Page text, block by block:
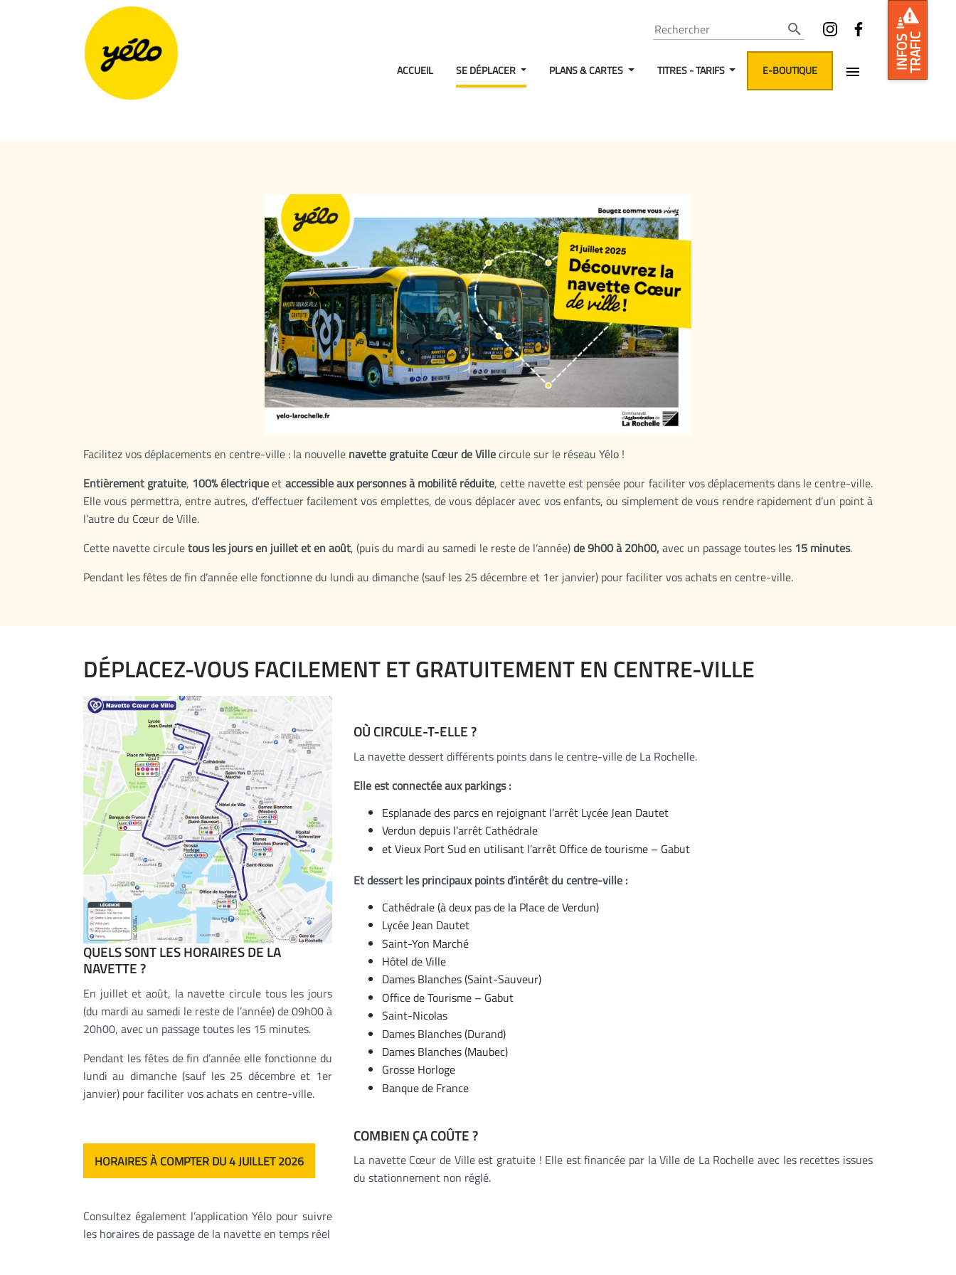
INFOSTRAFIC
Rechercher
ACCUEIL SE DÉPLACER PLANS & CARTES TITRES - TARIFS E-BOUTIQUE
Facilitez vos déplacements en centre-ville : la nouvelle navette gratuite Cœur de Villecircule sur le réseau Yélo !
Entièrement gratuite, 100% électriqueet accessible aux personnes à mobilité réduite, cette navette est pensée pour faciliter vos déplacements dans le centre-ville.
Elle vous permettra, entre autres, d’effectuer facilement vos emplettes, de vous déplacer avec vos enfants, ou simplement de vous rendre rapidement d’un point à
l’autre du Cœur de Ville.
Cette navette circuletous les jours en juillet et en août, (puis du mardi au samedi le reste de l’année)de9h00 à 20h00, avec un passage toutes les 15 minutes.
Pendant les fêtes de fin d’année elle fonctionne du lundi au dimanche (sauf les 25 décembre et 1er janvier) pour faciliter vos achats en centre-ville.
DÉPLACEZ-VOUS FACILEMENT ET GRATUITEMENT EN CENTRE-VILLE
QUELS SONT LES HORAIRES DE LA
NAVETTE ?
En juillet et août, la navette circule tous les jours
(du mardi au samedi le reste de l’année) de 09h00 à
20h00, avec un passage toutes les 15 minutes.
Pendant les fêtes de fin d’année elle fonctionne du
lundi au dimanche (sauf les 25 décembre et 1er
janvier) pour faciliter vos achats en centre-ville.
HORAIRES À COMPTER DU 4 JUILLET 2026
Consultez également l’application Yélo pour suivre
les horaires de passage de la navette en temps réel
OÙ CIRCULE-T-ELLE ?
La navette dessert différents points dans le centre-ville de La Rochelle.
Elle est connectée aux parkings :
Esplanade des parcs en rejoignant l’arrêt Lycée Jean Dautet
Verdun depuis l’arrêt Cathédrale
et Vieux Port Sud en utilisant l’arrêt Office de tourisme – Gabut
Et dessert les principaux points d’intérêt du centre-ville :
Cathédrale (à deux pas de la Place de Verdun)
Lycée Jean Dautet
Saint-Yon Marché
Hôtel de Ville
Dames Blanches (Saint-Sauveur)
Office de Tourisme – Gabut
Saint-Nicolas
Dames Blanches (Durand)
Dames Blanches (Maubec)
Grosse Horloge
Banque de France
COMBIEN ÇA COÛTE ?
La navette Cœur de Ville est gratuite ! Elle est financée par la Ville de La Rochelle avec les recettes issues
du stationnement non réglé.
Panneau de gestion des cookies